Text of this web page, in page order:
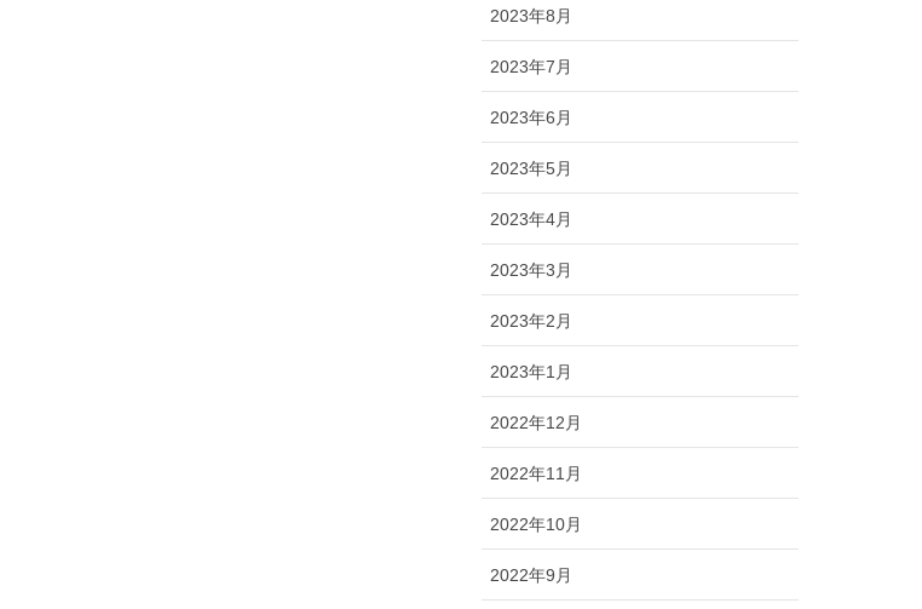
2023年8月
2023年7月
2023年6月
2023年5月
2023年4月
2023年3月
2023年2月
2023年1月
2022年12月
2022年11月
2022年10月
2022年9月